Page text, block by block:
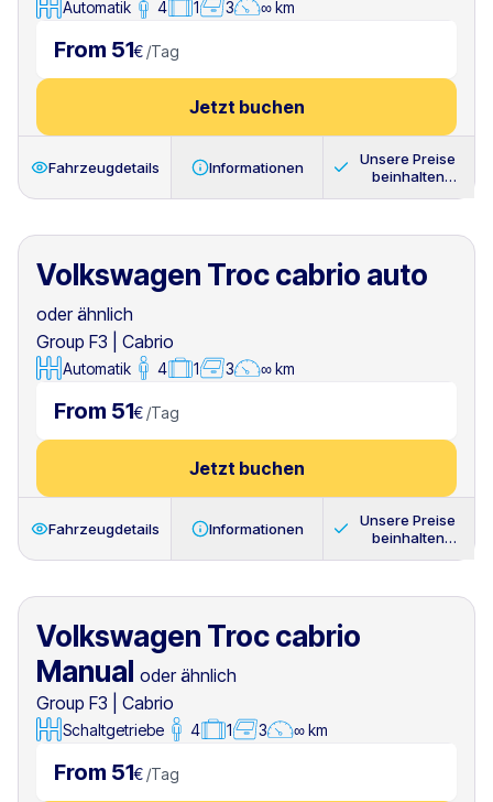
Automatik 4 1 3 ∞ km
From 51€ /Tag
Jetzt buchen
Fahrzeugdetails Informationen
Unsere Preise
beinhalten
Volkswagen Troc cabrio auto
oder ähnlich
Group F3
Cabrio
Automatik 4 1 3 ∞ km
From 51€ /Tag
Jetzt buchen
Fahrzeugdetails Informationen
Unsere Preise
beinhalten
Volkswagen Troc cabrio
Manual oder ähnlich
Group F3
Cabrio
Schaltgetriebe 4 1 3 ∞ km
From 51€ /Tag